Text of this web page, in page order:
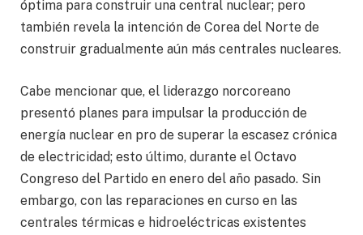
óptima para construir una central nuclear; pero
también revela la intención de Corea del Norte de
construir gradualmente aún más centrales nucleares.
Cabe mencionar que, el liderazgo norcoreano
presentó planes para impulsar la producción de
energía nuclear en pro de superar la escasez crónica
de electricidad; esto último, durante el Octavo
Congreso del Partido en enero del año pasado. Sin
embargo, con las reparaciones en curso en las
centrales térmicas e hidroeléctricas existentes